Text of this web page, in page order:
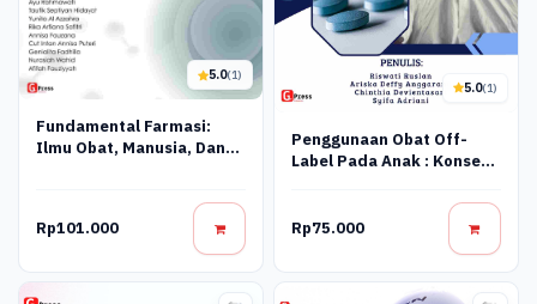
5.0(1)
Fundamental Farmasi:
Ilmu Obat, Manusia, Dan
Rp101.000
5.0(1)
Penggunaan Obat Off-
Label Pada Anak : Konsep
Rp75.000